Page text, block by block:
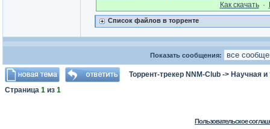
Как cкачать·
Список файлов в торренте
Показать сообщения:
Торрент-трекер NNM-Club -> Научная и
Страница 1 из 1
Пользовательское